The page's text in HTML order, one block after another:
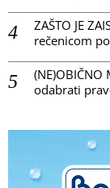
ZAŠTO JE
rečenicom
(NE)OBIČNO
odabrati